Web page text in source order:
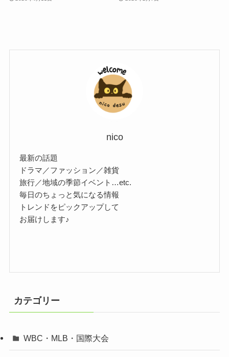
nico
最新の話題
ドラマ／ファッション／雑貨
旅行／地域の季節イベント…etc.
毎日のちょっと気になる情報
トレンドをピックアップして
お届けします♪
カテゴリー
WBC・MLB・国際大会